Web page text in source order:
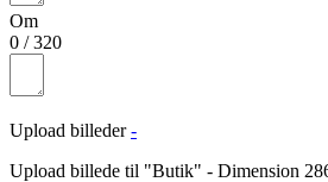
Om
0 /320
Upload billeder -
Upload billede til "Butik" - Dimension